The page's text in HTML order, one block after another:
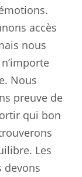
accès
nous
Nous
preuve de
qui bon
Les
devons